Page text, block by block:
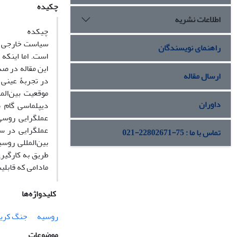
چکیده
چیکده
سیاست خارجی
است. اما
این مقاله در
در تجربۀ
دیپلماسی
عملگرایی
عملگرایی در
بین‌المللی
طریق به
مادامی که
کلیدواژه‌ها
روسیه
جنگ
اطلاعات نشریه
راهنمای نویسندگان
ارسال مقاله
داوران
تماس با ما : 75-22802671-021